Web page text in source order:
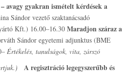
avagy gyakran ismételt kérdések a
Sándor vezető szaktanácsadó
Kft.) 16.00–16.30 Maradjon száraz a
Sándor egyetemi adjunktus (BME
Értékelés, tanulságok, vita, zárszó
A regisztráció legegyszerűbb és